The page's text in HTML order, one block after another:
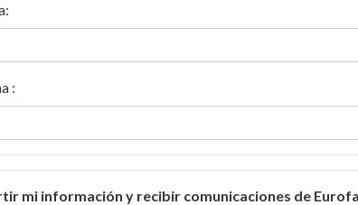
:
mi información y recibir comunicaciones de